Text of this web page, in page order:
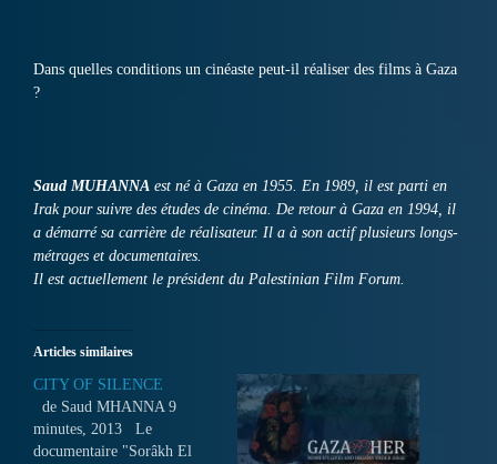
Dans quelles conditions un cinéaste peut-il réaliser des films à Gaza
?
Saud MUHANNA est né à Gaza en 1955. En 1989, il est parti en
Irak pour suivre des études de cinéma. De retour à Gaza en 1994, il
a démarré sa carrière de réalisateur. Il a à son actif plusieurs longs-
métrages et documentaires.
Il est actuellement le président du Palestinian Film Forum.
Articles similaires
CITY OF SILENCE
de Saud MHANNA 9
minutes, 2013 Le
documentaire "Sorâkh El